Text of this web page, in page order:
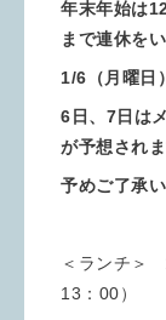
年末年始は
まで連休を
1/6（月曜日
6日、7日は
が予想されま
予めご了承
＜ランチ＞
13：00）